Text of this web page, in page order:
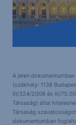
A jelen
(székhely: 1138
III/324/2008 és III/
Társaság) által
Társaság
dokumentumban